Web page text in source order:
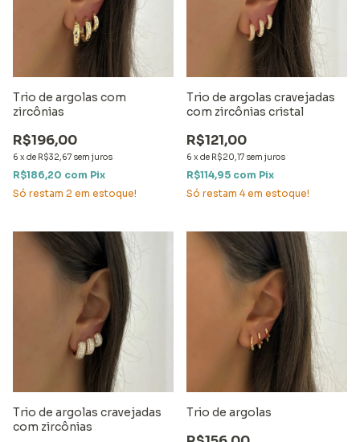
Trio de argolas com
zircônias
R$196,00
6 x de R$32,67 sem juros
R$186,20 com Pix
Só restam 2 em estoque!
Trio de argolas cravejadas
com zircônias cristal
R$121,00
6 x de R$20,17 sem juros
R$114,95 com Pix
Só restam 4em estoque!
Trio de argolas cravejadas
com zircônias
Trio de argolas